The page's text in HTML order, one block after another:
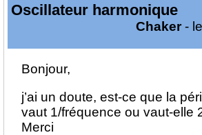
Oscillateur harmonique
Chaker-
Bonjour,
j’ai un doute, est-ce que la
vaut 1/fréquence ou vaut-elle
Merci